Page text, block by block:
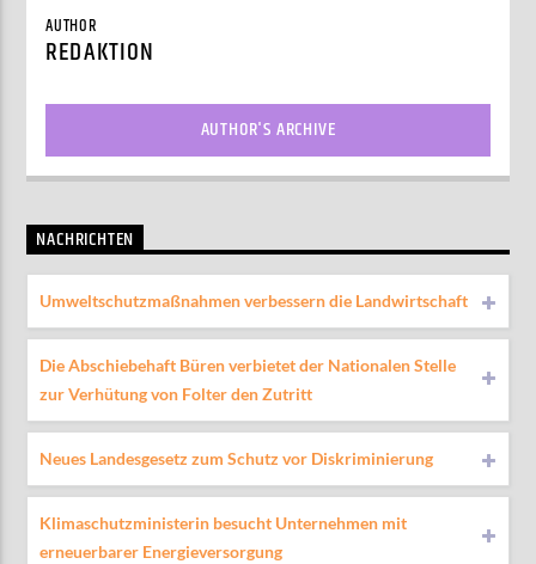
AUTHOR
REDAKTION
AUTHOR'S ARCHIVE
NACHRICHTEN
Umweltschutzmaßnahmen verbessern die Landwirtschaft
Die Abschiebehaft Büren verbietet der Nationalen Stelle
zur Verhütung von Folter den Zutritt
Neues Landesgesetz zum Schutz vor Diskriminierung
Klimaschutzministerin besucht Unternehmen mit
erneuerbarer Energieversorgung